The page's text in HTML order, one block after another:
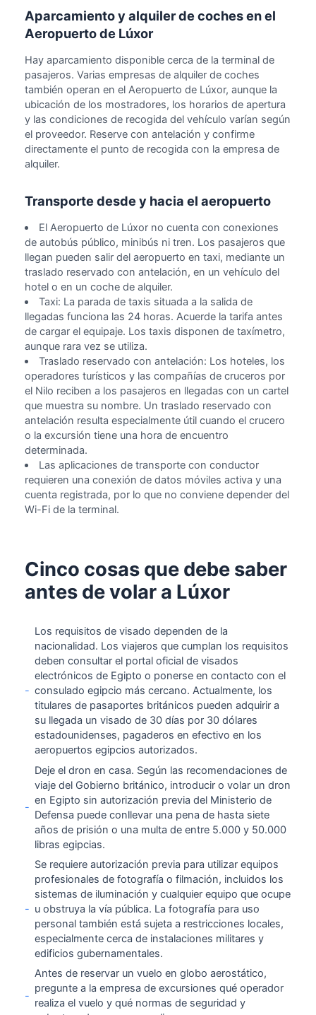
Aparcamiento y alquiler de coches en el
Aeropuerto de Lúxor
Hay aparcamiento disponible cerca de la terminal de
pasajeros. Varias empresas de alquiler de coches
también operan en el Aeropuerto de Lúxor, aunque la
ubicación de los mostradores, los horarios de apertura
y las condiciones de recogida del vehículo varían según
el proveedor. Reserve con antelación y confirme
directamente el punto de recogida con la empresa de
alquiler.
Transporte desde y hacia el aeropuerto
El Aeropuerto de Lúxor no cuenta con conexiones
de autobús público, minibús ni tren. Los pasajeros que
llegan pueden salir del aeropuerto en taxi, mediante un
traslado reservado con antelación, en un vehículo del
hotel o en un coche de alquiler.
Taxi: La parada de taxis situada a la salida de
llegadas funciona las 24 horas. Acuerde la tarifa antes
de cargar el equipaje. Los taxis disponen de taxímetro,
aunque rara vez se utiliza.
Traslado reservado con antelación: Los hoteles, los
operadores turísticos y las compañías de cruceros por
el Nilo reciben a los pasajeros en llegadas con un cartel
que muestra su nombre. Un traslado reservado con
antelación resulta especialmente útil cuando el crucero
o la excursión tiene una hora de encuentro
determinada.
Las aplicaciones de transporte con conductor
requieren una conexión de datos móviles activa y una
cuenta registrada, por lo que no conviene depender del
Wi-Fi de la terminal.
Cinco cosas que debe saber
antes de volar a Lúxor
-
Los requisitos de visado dependen de la
nacionalidad. Los viajeros que cumplan los requisitos
deben consultar el portal oficial de visados
electrónicos de Egipto o ponerse en contacto con el
consulado egipcio más cercano. Actualmente, los
titulares de pasaportes británicos pueden adquirir a
su llegada un visado de 30 días por 30 dólares
estadounidenses, pagaderos en efectivo en los
aeropuertos egipcios autorizados.
-
Deje el dron en casa. Según las recomendaciones de
viaje del Gobierno británico, introducir o volar un dron
en Egipto sin autorización previa del Ministerio de
Defensa puede conllevar una pena de hasta siete
años de prisión o una multa de entre 5.000 y 50.000
libras egipcias.
-
Se requiere autorización previa para utilizar equipos
profesionales de fotografía o filmación, incluidos los
sistemas de iluminación y cualquier equipo que ocupe
u obstruya la vía pública. La fotografía para uso
personal también está sujeta a restricciones locales,
especialmente cerca de instalaciones militares y
edificios gubernamentales.
-
Antes de reservar un vuelo en globo aerostático,
pregunte a la empresa de excursiones qué operador
realiza el vuelo y qué normas de seguridad y